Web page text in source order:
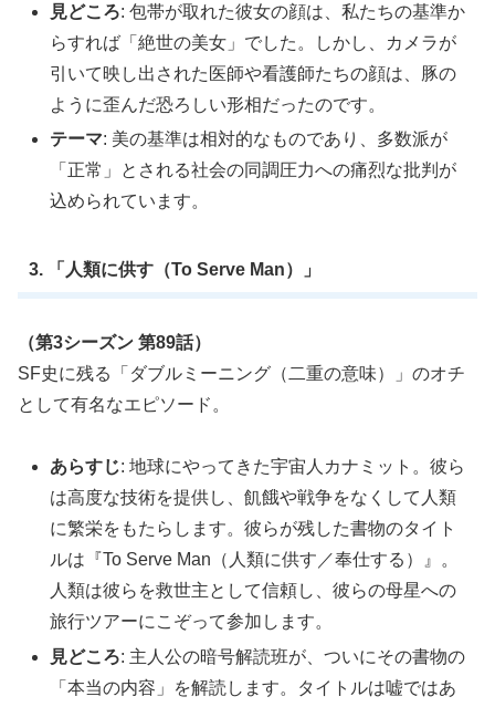
見どころ: 包帯が取れた彼女の顔は、私たちの基準か
らすれば「絶世の美女」でした。しかし、カメラが
引いて映し出された医師や看護師たちの顔は、豚の
ように歪んだ恐ろしい形相だったのです。
テーマ: 美の基準は相対的なものであり、多数派が
「正常」とされる社会の同調圧力への痛烈な批判が
込められています。
3. 「人類に供す（To Serve Man）」
（第3シーズン 第89話）
SF史に残る「ダブルミーニング（二重の意味）」のオチ
として有名なエピソード。
あらすじ: 地球にやってきた宇宙人カナミット。彼ら
は高度な技術を提供し、飢餓や戦争をなくして人類
に繁栄をもたらします。彼らが残した書物のタイト
ルは『To Serve Man（人類に供す／奉仕する）』。
人類は彼らを救世主として信頼し、彼らの母星への
旅行ツアーにこぞって参加します。
見どころ: 主人公の暗号解読班が、ついにその書物の
「本当の内容」を解読します。タイトルは嘘ではあ